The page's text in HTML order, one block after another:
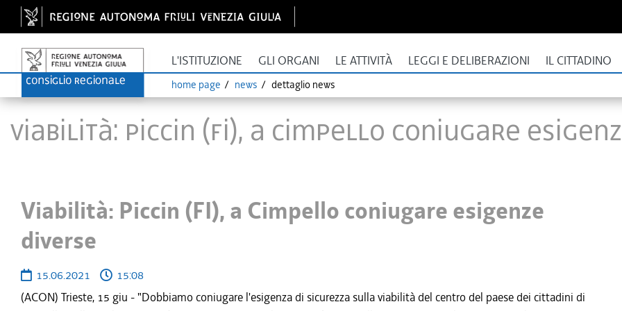
L'ISTITUZIONE GLI ORGANI LE ATTIVITÀ LEGGI E DELIBERAZIONI IL CITTADINO
home page news dettaglio news
Viabilità: Piccin (FI), a Cimpello coniugare
Viabilità: Piccin (FI), a Cimpello coniugare esigenze
diverse
15.06.2021
15:08
(ACON) Trieste, 15 giu - "Dobbiamo coniugare l'esigenza di sicurezza sulla viabilità del centro del paese dei cittadini di